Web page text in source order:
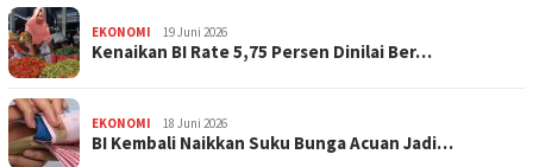
EKONOMI 19 Juni 2026
Kenaikan BI Rate 5,75 Persen Dinilai Ber…
EKONOMI 18 Juni 2026
BI Kembali Naikkan Suku Bunga Acuan Jadi…